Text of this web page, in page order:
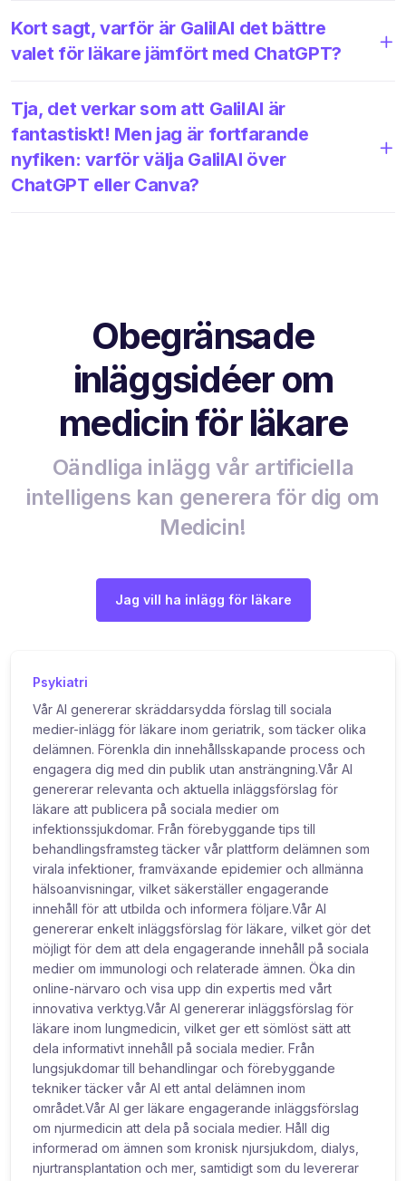
Kort sagt, varför är GalilAI det bättre
valet för läkare jämfört med ChatGPT?
Tja, det verkar som att GalilAI är
fantastiskt! Men jag är fortfarande
nyfiken: varför välja GalilAI över
ChatGPT eller Canva?
Obegränsade
inläggsidéer om
medicin för läkare
Oändliga inlägg vår artificiella
intelligens kan generera för dig om
Medicin!
Jag vill ha inlägg för läkare
Psykiatri
Vår AI genererar skräddarsydda förslag till sociala
medier-inlägg för läkare inom geriatrik, som täcker olika
delämnen. Förenkla din innehållsskapande process och
engagera dig med din publik utan ansträngning.Vår AI
genererar relevanta och aktuella inläggsförslag för
läkare att publicera på sociala medier om
infektionssjukdomar. Från förebyggande tips till
behandlingsframsteg täcker vår plattform delämnen som
virala infektioner, framväxande epidemier och allmänna
hälsoanvisningar, vilket säkerställer engagerande
innehåll för att utbilda och informera följare.Vår AI
genererar enkelt inläggsförslag för läkare, vilket gör det
möjligt för dem att dela engagerande innehåll på sociala
medier om immunologi och relaterade ämnen. Öka din
online-närvaro och visa upp din expertis med vårt
innovativa verktyg.Vår AI genererar inläggsförslag för
läkare inom lungmedicin, vilket ger ett sömlöst sätt att
dela informativt innehåll på sociala medier. Från
lungsjukdomar till behandlingar och förebyggande
tekniker täcker vår AI ett antal delämnen inom
området.Vår AI ger läkare engagerande inläggsförslag
om njurmedicin att dela på sociala medier. Håll dig
informerad om ämnen som kronisk njursjukdom, dialys,
njurtransplantation och mer, samtidigt som du levererar